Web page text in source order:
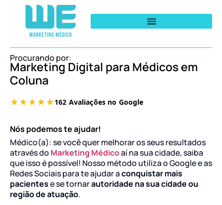
Procurando por:
Marketing Digital para Médicos em
Coluna
Nós podemos te ajudar!
Médico(a): se você quer melhorar os seus resultados
através do Marketing Médicoaí na sua cidade, saiba
que isso é possível! Nosso método utiliza o Google e as
Redes Sociais para te ajudar aconquistar mais
pacientese se tornarautoridade na sua cidade ou
região de atuação.